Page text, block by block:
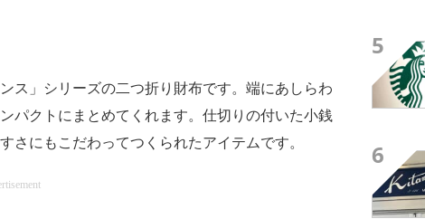
ス」シリーズの二つ折り財布です。端にあしらわ
パクトにまとめてくれます。仕切りの付いた小銭
さにもこだわってつくられたアイテムです。
5
6